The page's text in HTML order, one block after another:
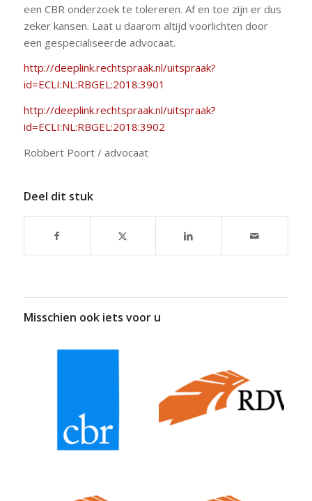
een CBR onderzoek te tolereren. Af en toe zijn er dus
zeker kansen. Laat u daarom altijd voorlichten door
een gespecialiseerde advocaat.
http://deeplink.rechtspraak.nl/uitspraak?
id=ECLI:NL:RBGEL:2018:3901
http://deeplink.rechtspraak.nl/uitspraak?
id=ECLI:NL:RBGEL:2018:3902
Robbert Poort / advocaat
Deel dit stuk
Misschien ook iets voor u